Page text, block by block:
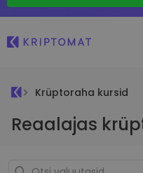
Krüptoraha kursid
Reaalajas